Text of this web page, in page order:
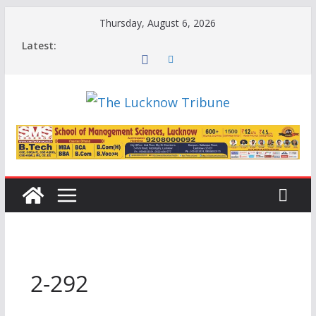
Thursday, August 6, 2026
Latest:
2-292